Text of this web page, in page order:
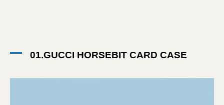
01.GUCCI HORSEBIT CARD CASE